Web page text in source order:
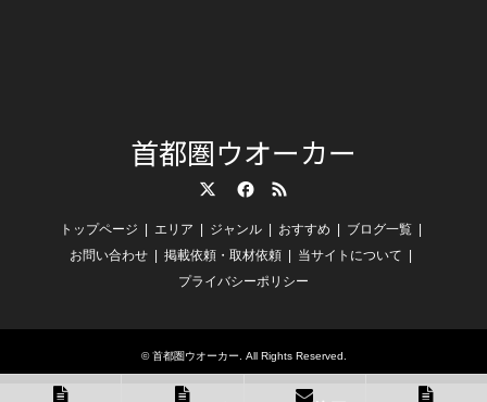
首都圏ウオーカー
トップページ エリア ジャンル おすすめ
ブログ一覧
お問い合わせ
掲載依頼・取材依頼
当サイトについて
プライバシーポリシー
©首都圏ウオーカー. All Rights Reserved.